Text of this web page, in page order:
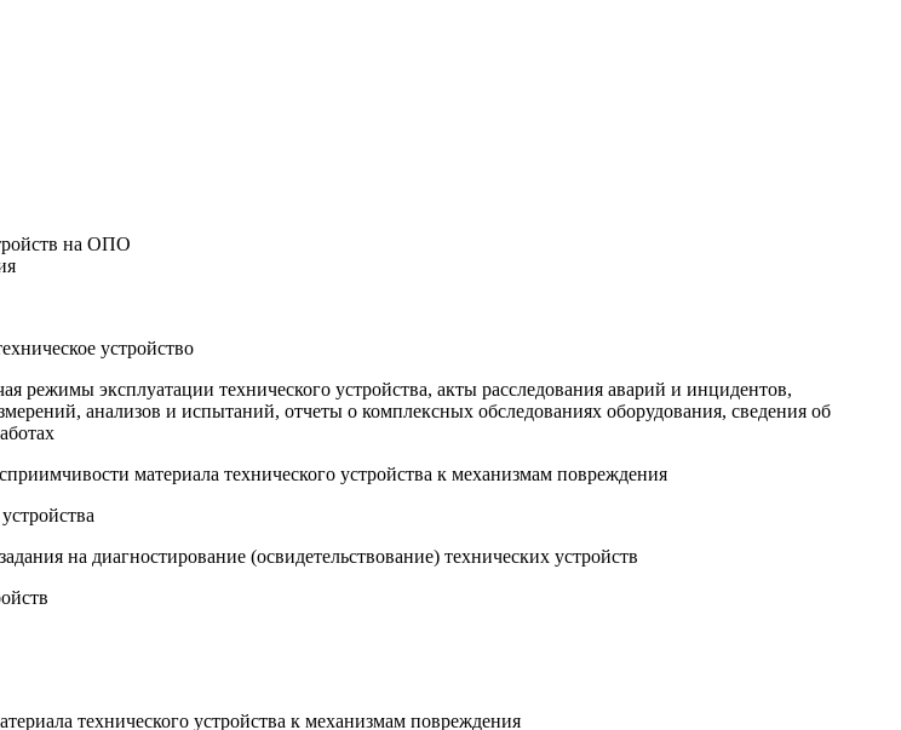
на ОПО
устройство
режимы эксплуатации технического устройства, акты расследования аварий и инцидентов,
анализов и испытаний, отчеты о комплексных обследованиях оборудования, сведения об
материала технического устройства к механизмам повреждения
на диагностирование (освидетельствование) технических устройств
технического устройства к механизмам повреждения